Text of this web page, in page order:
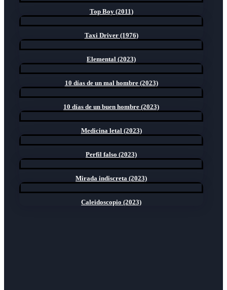
Top Boy (2011)
Taxi Driver (1976)
Elemental (2023)
10 días de un mal hombre (2023)
10 días de un buen hombre (2023)
Medicina letal (2023)
Perfil falso (2023)
Mirada indiscreta (2023)
Caleidoscopio (2023)